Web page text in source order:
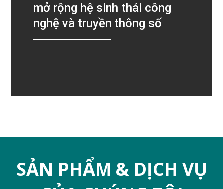
mở rộng hệ sinh thái công
nghệ và truyền thông số
SẢN PHẨM & DỊCH VỤ